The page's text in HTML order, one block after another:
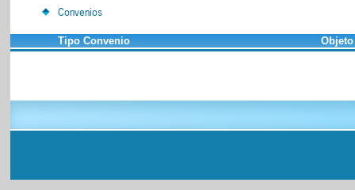
Convenios
Tipo Convenio Objeto